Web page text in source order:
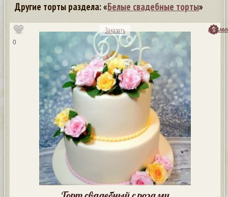
Другие торты раздела: «Белые свадебные торты»
0
Заказать